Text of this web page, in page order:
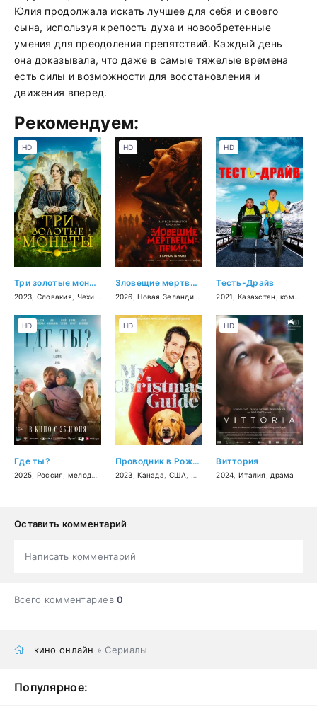
Юлия продолжала искать лучшее для себя и своего
сына, используя крепость духа и новообретенные
умения для преодоления препятствий. Каждый день
она доказывала, что даже в самые тяжелые времена
есть силы и возможности для восстановления и
движения вперед.
Рекомендуем:
Три золотые монеты
2023 Словакия Чехия фэнтези ,семейный
HD
Зловещие мертвецы: Пекло
2026 ,Новая Зеландия США,Канада,ужасы
HD
Тесть-Драйв
2021 Казахстан ,комедия
HD
Где ты?
2025 Россия мелодрама
HD
Проводник в Рождество
2023 ,Канада США мелодрама
HD
Виттория
2024 Италия драма
HD
Оставить комментарий
Написать комментарий
Всего комментариев0
кино онлайн » Сериалы
Популярное: